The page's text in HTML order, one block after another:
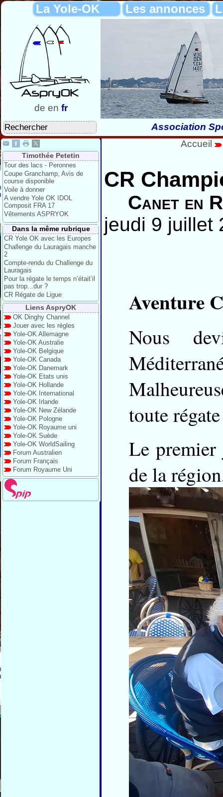
La Yole-OK Les annonces
de en fr
Association
Timothée Petetin
Tour des lacs - Peronnes
Coupe Granchamp, Avis de
course disponible
Voile à donner
A vendre Yole OK IDOL
Composit FRA 17
Vêtements ASPRYOK
Dans la même rubrique
CR Yole OK avec les Europes
Challenge du Lauragais manche
2
Compte-rendu du Challenge du
Lauragais
Pour la régate le temps n’était’il
pas trop...dur ?
CR Régate de Ligue
Liens AspryOK
OK Dinghy Channel
Jouer avec les règles
Yole-OK Allemagne
Yole-OK Australie
Yole-OK Belgique
Yole-OK Canada
Yole-OK Danemark
Yole-OK Etats unis
Yole-OK Hollande
Yole-OK International
Yole-OK Irlande
Yole-OK New Zélande
Yole-OK Pologne
Yole-OK Royaume uni
Yole-OK Suède
Yole-OK WorldSailing
Forum Australien
Forum Français
Forum Royaume Uni
Accueil
CR
Canet en
jeudi 9 juillet
Aventure
Nous
toute
Le premier
de la